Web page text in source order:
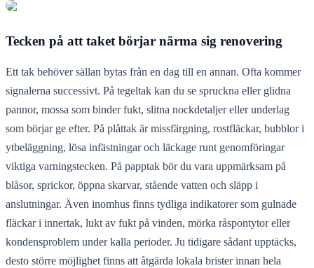
Tecken på att taket börjar närma sig renovering
Ett tak behöver sällan bytas från en dag till en annan. Ofta kommer
signalerna successivt. På tegeltak kan du se spruckna eller glidna
pannor, mossa som binder fukt, slitna nockdetaljer eller underlag
som börjar ge efter. På plåttak är missfärgning, rostfläckar, bubblor i
ytbeläggning, lösa infästningar och läckage runt genomföringar
viktiga varningstecken. På papptak bör du vara uppmärksam på
blåsor, sprickor, öppna skarvar, stående vatten och släpp i
anslutningar. Även inomhus finns tydliga indikatorer som gulnade
fläckar i innertak, lukt av fukt på vinden, mörka råspontytor eller
kondensproblem under kalla perioder. Ju tidigare sådant upptäcks,
desto större möjlighet finns att åtgärda lokala brister innan hela